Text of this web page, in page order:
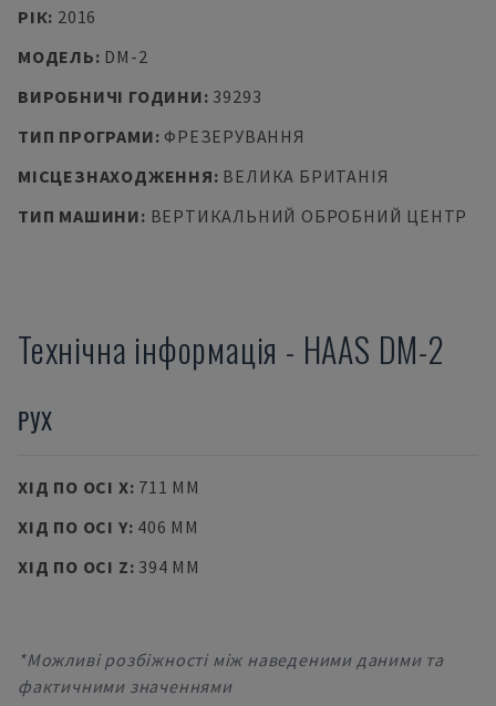
РІК: 2016
МОДЕЛЬ: DM-2
ВИРОБНИЧІ ГОДИНИ: 39293
ТИП ПРОГРАМИ: ФРЕЗЕРУВАННЯ
МІСЦЕЗНАХОДЖЕННЯ: ВЕЛИКА БРИТАНІЯ
ТИП МАШИНИ: ВЕРТИКАЛЬНИЙ ОБРОБНИЙ ЦЕНТР
Технічна інформація - HAAS DM-2
РУХ
ХІД ПО ОСІ X: 711 MM
ХІД ПО ОСІ Y: 406 MM
ХІД ПО ОСІ Z: 394 MM
*Можливі розбіжності між наведеними даними та
фактичними значеннями